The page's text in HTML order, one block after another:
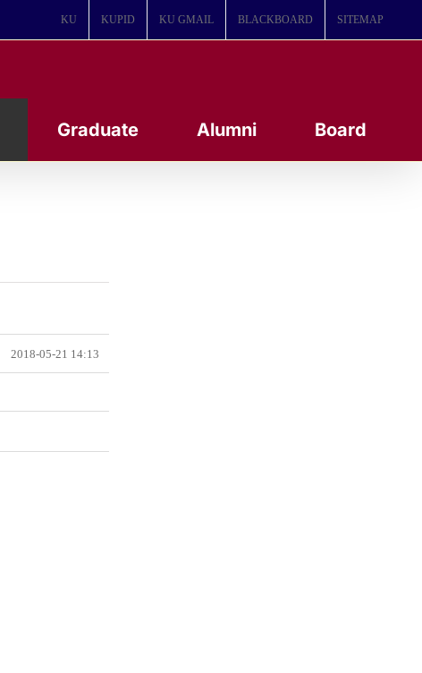
KU KUPID KU GMAIL BLACKBOARD SITEMAP
Graduate Alumni Board
2018-05-21 14:13